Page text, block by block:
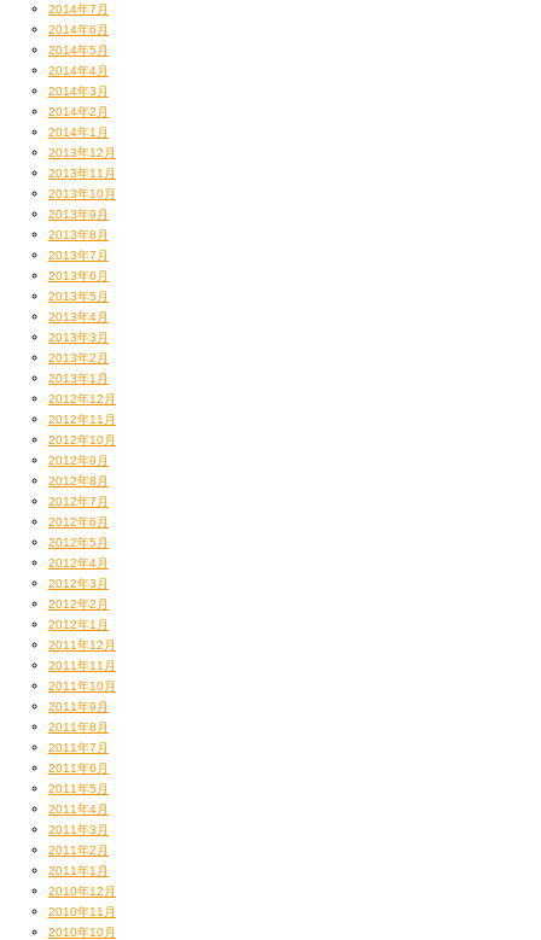
2014年7月
2014年6月
2014年5月
2014年4月
2014年3月
2014年2月
2014年1月
2013年12月
2013年11月
2013年10月
2013年9月
2013年8月
2013年7月
2013年6月
2013年5月
2013年4月
2013年3月
2013年2月
2013年1月
2012年12月
2012年11月
2012年10月
2012年9月
2012年8月
2012年7月
2012年6月
2012年5月
2012年4月
2012年3月
2012年2月
2012年1月
2011年12月
2011年11月
2011年10月
2011年9月
2011年8月
2011年7月
2011年6月
2011年5月
2011年4月
2011年3月
2011年2月
2011年1月
2010年12月
2010年11月
2010年10月